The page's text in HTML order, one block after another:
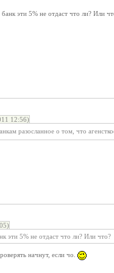
эти 5% не отдаст что ли? Или
12:56)
разосланное о том, что
эти 5% не отдаст что ли? Или что?
начнут, если чо.